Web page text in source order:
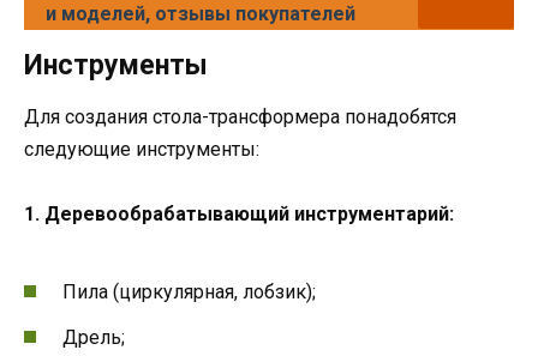
и моделей, отзывы покупателей
Инструменты
Для создания стола-трансформера понадобятся
следующие инструменты:
1. Деревообрабатывающий инструментарий:
Пила (циркулярная, лобзик);
Дрель;